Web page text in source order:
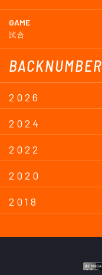
GAME
試合
BACKNUMBER
2026
2024
2022
2020
2018